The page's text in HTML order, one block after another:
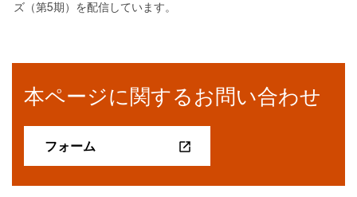
ズ（第5期）を配信しています。
本ページに関するお問い合わせ
フォーム